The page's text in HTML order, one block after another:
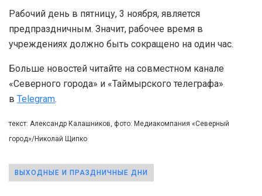
Рабочий день в пятницу, 3 ноября, является
предпраздничным. Значит, рабочее время в
учреждениях должно быть сокращено на один час.
Больше новостей читайте на совместном канале
«Северного города» и «Таймырского телеграфа»
в Telegram.
текст: Александр Калашников, фото: Медиакомпания «Северный
город»/Николай Щипко
ВЫХОДНЫЕ И ПРАЗДНИЧНЫЕ ДНИ